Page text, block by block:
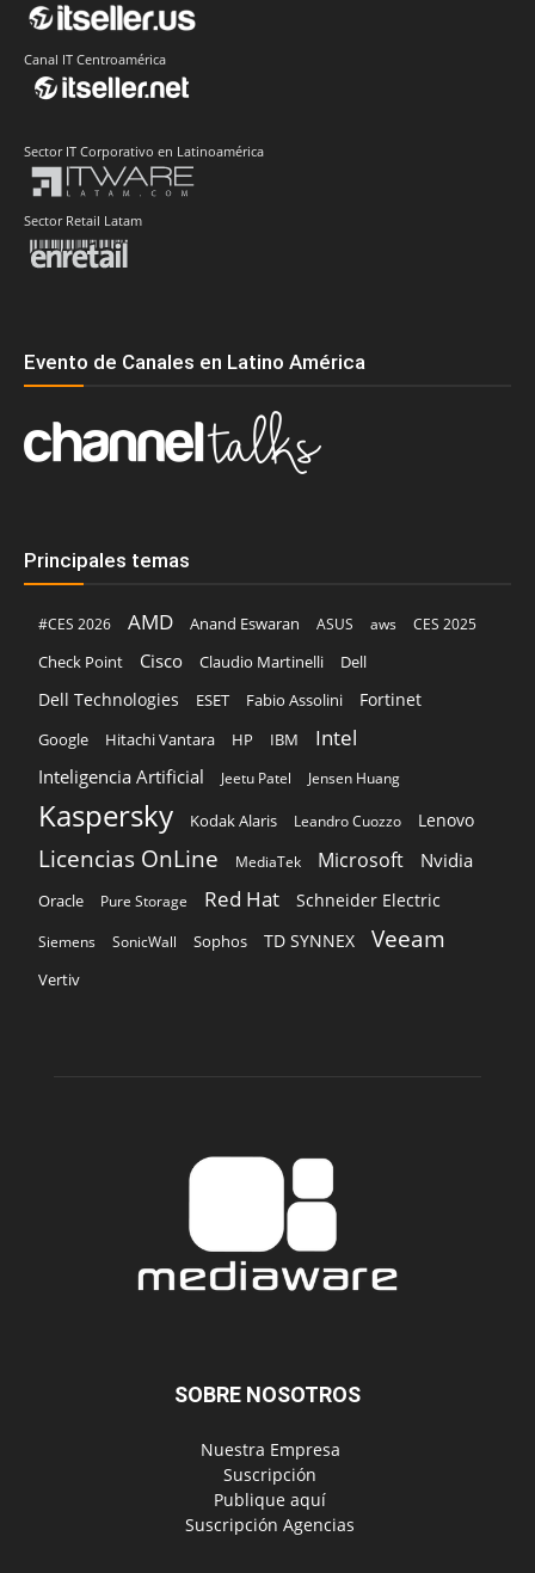
Canal IT Centroamérica
Sector IT Corporativo en Latinoamérica
Sector Retail Latam
Evento de Canales en Latino América
Principales temas
#CES 2026 AMD Anand Eswaran ASUS aws
CES 2025
Check Point
Cisco Claudio Martinelli Dell
Dell Technologies ESET Fabio Assolini Fortinet
Google Hitachi Vantara HP IBM Intel
Inteligencia Artificial Jeetu Patel Jensen Huang
Kaspersky Kodak Alaris Leandro Cuozzo Lenovo
Licencias OnLine MediaTek Microsoft Nvidia
Oracle Pure Storage Red Hat Schneider Electric
Siemens SonicWall Sophos TD SYNNEX Veeam
Vertiv
SOBRE NOSOTROS
‎ Nuestra Empresa
‎ Suscripción
‎ Publique aquí
‎ Suscripción Agencias